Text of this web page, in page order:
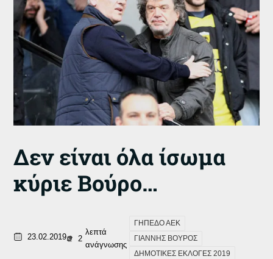
Δεν είναι όλα ίσωμα
κύριε Βούρο…
23.02.2019 2
λεπτά
ανάγνωσης
ΓΗΠΕΔΟ ΑΕΚ
ΓΙΑΝΝΗΣ ΒΟΥΡΟΣ
ΔΗΜΟΤΙΚΕΣ ΕΚΛΟΓΕΣ 2019